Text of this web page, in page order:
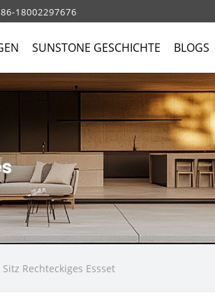
18002297676
SUNSTONE GESCHICHTE BLOGS
Sitz Rechteckiges Essset